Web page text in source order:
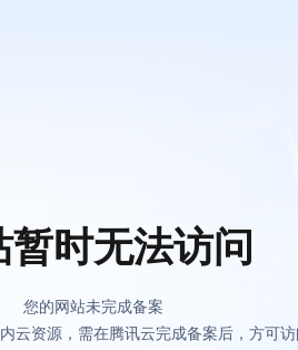
暂时无法访问
您的网站未完成备案
云资源，需在腾讯云完成备案后，方可